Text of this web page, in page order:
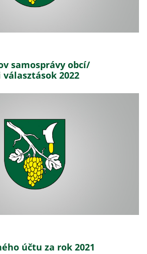
samosprávy obcí/
2022
účtu za rok 2021